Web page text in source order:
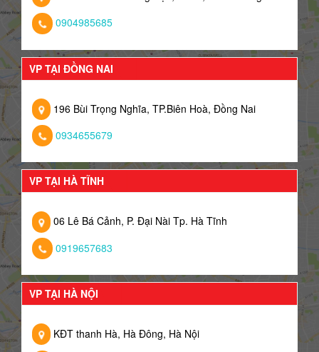
0904985685
VP TẠI ĐỒNG NAI
196 Bùi Trọng Nghĩa, TP.Biên Hoà, Đồng Nai
0934655679
VP TẠI HÀ TĨNH
06 Lê Bá Cảnh, P. Đại Nài Tp. Hà Tĩnh
0919657683
VP TẠI HÀ NỘI
KĐT thanh Hà, Hà Đông, Hà Nội